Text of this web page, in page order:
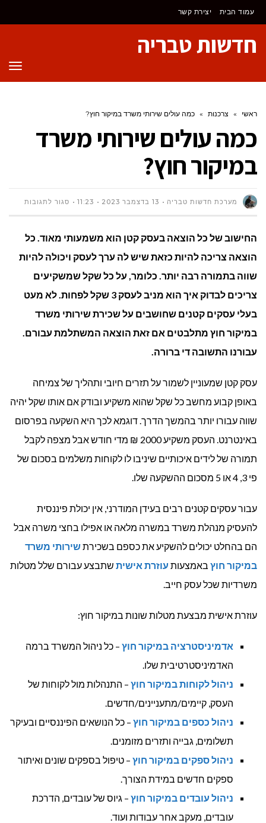
לתוכן
עמוד הבית יצירת קשר
חדשות טבריה
ראשי » צרכנות » כמה עולים שירותי משרד במיקור חוץ?
כמה עולים שירותי משרד
במיקור חוץ?
מערכת חדשות טבריה 13 בדצמבר 2023 11:23 סגור לתגובותעל
עולים
החישוב של כל הוצאה בעסק קטן הוא משמעותי מאוד. כל
הוצאה צריכה להיות כזאת שיש לה ערך לעסק ויכולה להיות
שווה בתמורה רבה יותר. כלומר, על כל שקל שמשקיעים
צריכים לבדוק איך הוא מניב לעסק 3 שקל לפחות. לא מעט
בעלי עסקים קטנים שחושבים על שכירת שירותי משרד
במיקור חוץ מתלבטים אם זאת הוצאה המשתלמת עבורם.
עבורנו התשובה די ברורה.
עסק קטן שמעוניין לשמור על תזרים חיובי ותהליך של צמיחה
באופן קבוע מחשב כל שקל שהוא משקיע ובודק אם אותו שקל יהיה
שווה עבורו יותר בהמשך הדרך. דוגמא לכך היא השקעה בפרסום
באינטרנט. העסק משקיע 2000 ₪ מדי חודש אבל מצפה לקבל
תמורה של לידים איכותיים שיניבו לו לקוחות משלמים בסכום של
פי 3, 4 או 5 מסכום ההשקעה שלו.
עבור עסקים קטנים רבים בעידן המודרני, אין יכולת פיננסית
להעסיק מנהלת משרד במשרה מלאה או אפילו בחצי משרה אבל
הם בהחלט יכולים להשקיע את כספם בשכירתשירותי משרד
במיקור חוץ באמצעות עוזרת אישית שתבצע עבורם שלל מטלות
משרדיות שכל עסק חייב.
עוזרת אישית מבצעת מטלות שונות במיקור חוץ:
אדמיניסטרציה במיקור חוץ – כל ניהול המשרד ברמה
האדמיניסטרטיבית שלו.
ניהול לקוחות במיקור חוץ – התנהלות מול לקוחות של
העסק, קיימים/מתעניינים/חדשים.
ניהול כספים במיקור חוץ – כל הנושאים הפיננסיים ובעיקר
תשלומים, גבייה ותזרים מזומנים.
ניהול ספקים במיקור חוץ – טיפול בספקים שונים ואיתור
ספקים חדשים במידת הצורך.
ניהול עובדים במיקור חוץ – גיוס של עובדים, הדרכת
עובדים, מעקב אחר עבודות ועוד.